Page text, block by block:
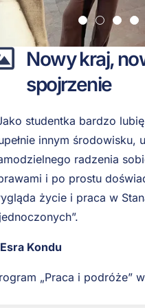
Nowy kraj,
spojrzenie
studentka bardzo
innym środowisku,
radzenia
i po prostu
życie i praca w
Kondu
„Praca i podróże”